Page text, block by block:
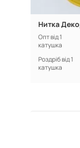
Нитка
Опт від 1
катушка
Роздріб від 1
катушка